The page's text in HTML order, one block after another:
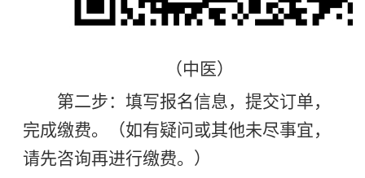
（中医）
第二步：填写报名信息，提交订单，
完成缴费。（如有疑问或其他未尽事宜，
请先咨询再进行缴费。）